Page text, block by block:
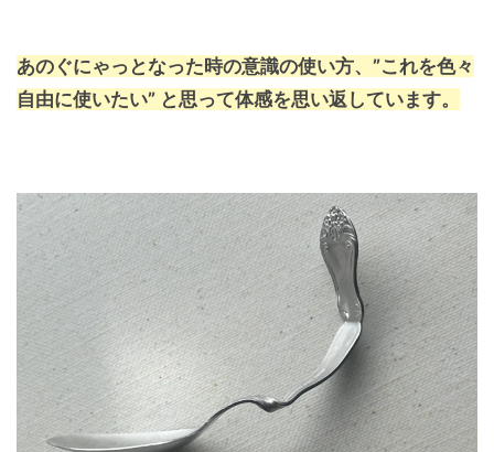
あのぐにゃっとなった時の意識の使い方、”これを色々
自由に使いたい” と思って体感を思い返しています。